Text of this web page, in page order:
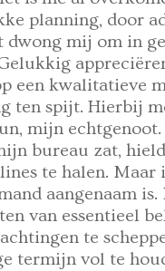
planning, door
dwong mij om in
een kwalitatieve
ten spijt. Hierbij
mijn
bureau zat,
te halen. Maar
aangenaam
van essentieel
te
termijn vol te